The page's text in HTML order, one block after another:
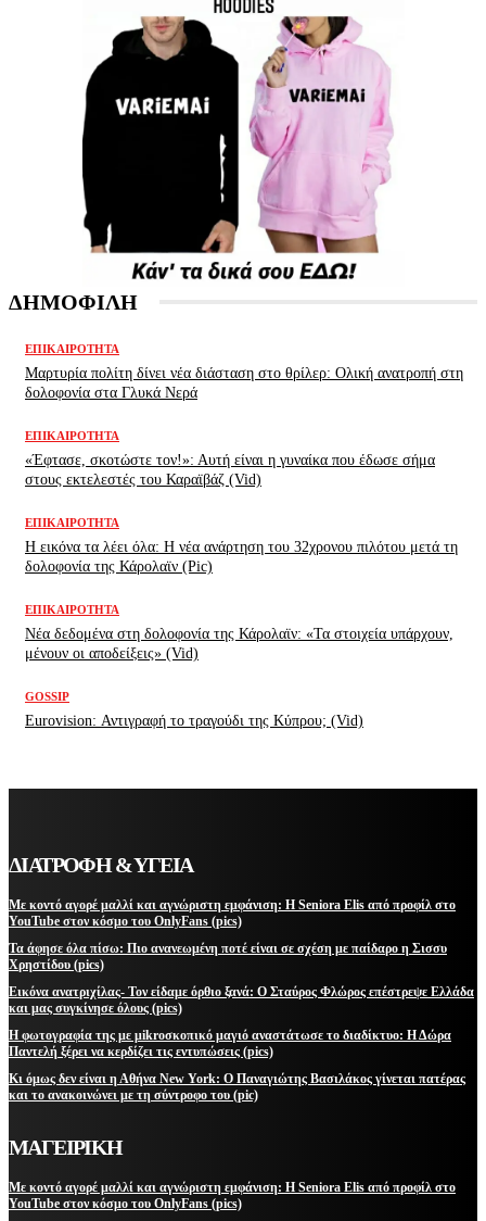
ΔΗΜΟΦΙΛΗ
ΕΠΙΚΑΙΡΌΤΗΤΑ
Μαρτυρία πολίτη δίνει νέα διάσταση στο θρίλερ: Ολική ανατροπή στη
δολοφονία στα Γλυκά Νερά
ΕΠΙΚΑΙΡΌΤΗΤΑ
«Έφτασε, σκοτώστε τον!»: Αυτή είναι η γυναίκα που έδωσε σήμα
στους εκτελεστές του Καραϊβάζ (Vid)
ΕΠΙΚΑΙΡΌΤΗΤΑ
H εικόνα τα λέει όλα: H νέα ανάρτηση του 32χρονου πιλότου μετά τη
δολοφονία της Κάρολαϊν (Pic)
ΕΠΙΚΑΙΡΌΤΗΤΑ
Νέα δεδομένα στη δολοφονία της Κάρολαϊν: «Τα στοιχεία υπάρχουν,
μένουν οι αποδείξεις» (Vid)
GOSSIP
Eurovision: Αντιγραφή το τραγούδι της Κύπρου; (Vid)
ΔΙΑΤΡΟΦΗ & ΥΓΕΙΑ
Με κοντό αγορέ μαλλί και αγνώριστη εμφάνιση: Η Seniora Elis από προφίλ στο
YouTube στον κόσμο του OnlyFans (pics)
Τα άφησε όλα πίσω: Πιο ανανεωμένη ποτέ είναι σε σχέση με παίδαρο η Σισσυ
Χρηστίδου (pics)
Εικόνα ανατριχίλας- Τον είδαμε όρθιο ξανά: Ο Σταύρος Φλώρος επέστρεψε Ελλάδα
και μας συγκίνησε όλους (pics)
Η φωτογραφία της με μikroσκοπικό μαγιό αναστάτωσε το διαδίκτυο: Η Δώρα
Παντελή ξέρει να κερδίζει τις εντυπώσεις (pics)
Κι όμως δεν είναι η Αθήνα New York: Ο Παναγιώτης Βασιλάκος γίνεται πατέρας
και το ανακοινώνει με τη σύντροφο του (pic)
ΜΑΓΕΙΡΙΚΗ
Με κοντό αγορέ μαλλί και αγνώριστη εμφάνιση: Η Seniora Elis από προφίλ στο
YouTube στον κόσμο του OnlyFans (pics)